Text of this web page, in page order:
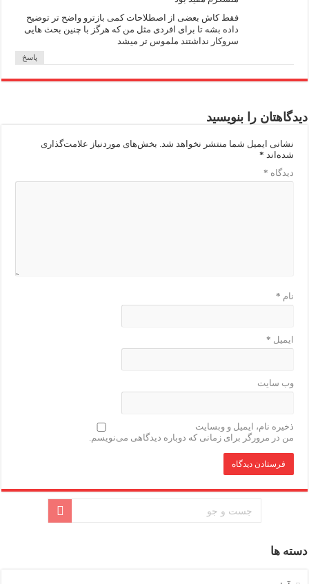
فقط کاش بعضی از اصطلاحات کمی بازترو واضح تر توضیح
داده بشه تا برای افردی مثل من که هرگز با چنین بحث هایی
سروکار نداشتند ملموس تر میشد
پاسخ
دیدگاهتان را بنویسید
نشانی ایمیل شما منتشر نخواهد شد. بخش‌های موردنیاز علامت‌گذاری
شده‌اند *
دیدگاه *
نام *
ایمیل *
وب‌ سایت
ذخیره نام، ایمیل و وبسایت
من در مرورگر برای زمانی که دوباره دیدگاهی می‌نویسم.
دسته ها